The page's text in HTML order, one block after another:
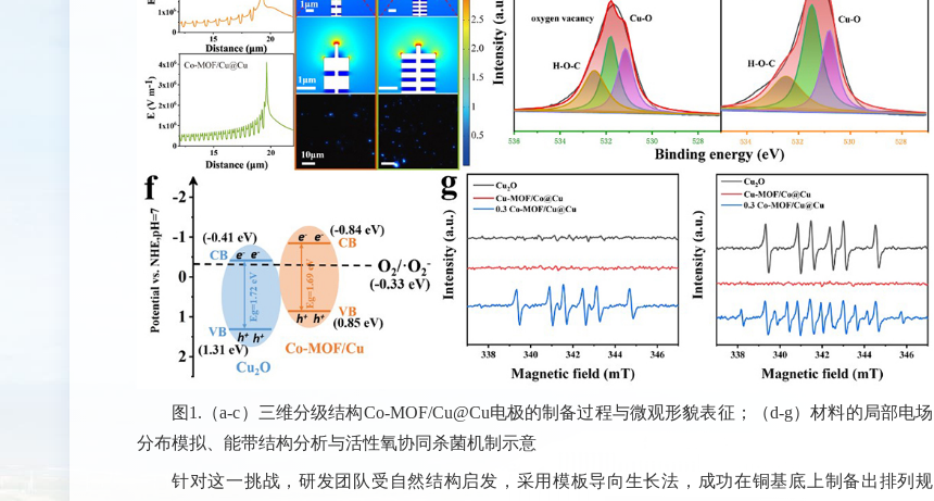
图1.（a-c）三维分级结构Co-MOF/Cu@Cu电极的制备过程与微观形貌表征；（d-g）材料的局部电场
分布模拟、能带结构分析与活性氧协同杀菌机制示意
针对这一挑战，研发团队受自然结构启发，采用模板导向生长法，成功在铜基底上制备出排列规